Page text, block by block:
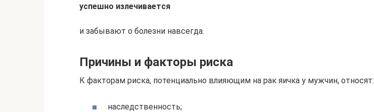
успешно излечивается
и забывают о болезни навсегда.
Причины и факторы риска
К факторам риска, потенциально влияющим на рак яичка у мужчин, относят:
наследственность;